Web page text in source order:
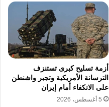
أزمة تسليح كبرى تستنزف
الترسانة الأمريكية وتجبر واشنطن
على الانكفاء أمام إيران
5 أغسطس، 2026